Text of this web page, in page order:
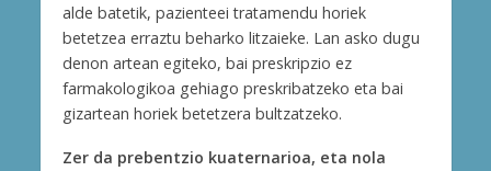
alde batetik, pazienteei tratamendu horiek
betetzea erraztu beharko litzaieke. Lan asko dugu
denon artean egiteko, bai preskripzio ez
farmakologikoa gehiago preskribatzeko eta bai
gizartean horiek betetzera bultzatzeko.
Zer da prebentzio kuaternarioa, eta nola